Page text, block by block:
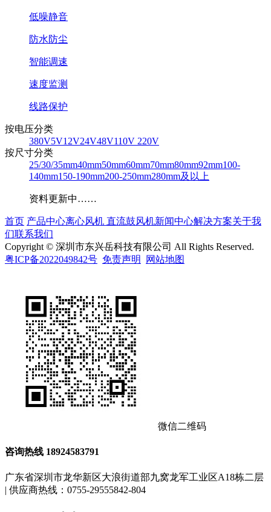
低噪静音
防水防尘
智能调速
速度监测
线路保护
按电压分类
380V5V12V24V48V110V 220V
按尺寸分类
25/30/35mm40mm50mm60mm70mm80mm92mm100-
140mm150-190mm200-250mm280mm及以上
资料更新中……
首页 产品中心离心风机 直流鼓风机新闻中心解决方案关于我
们联系我们
Copyright © 深圳市东兴岳科技有限公司 All Rights Reserved.
粤ICP备2022049842号 免责声明 网站地图
微信二维码
咨询热线 18924583791
广东省深圳市龙华新区大浪街道部九窝龙军工业区A18栋二层
| 供应商热线：0755-29555842-804